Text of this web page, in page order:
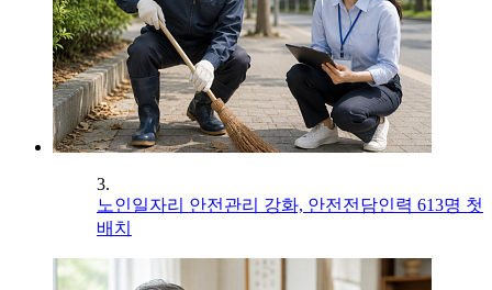
3.
노인일자리 안전관리 강화, 안전전담인력 613명 첫
배치